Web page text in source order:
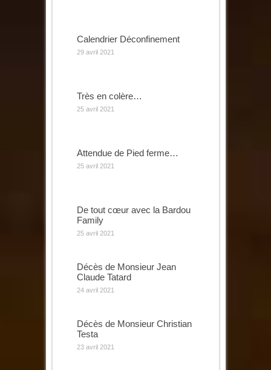
Calendrier Déconfinement
29 avril 2021
Très en colère…
25 avril 2021
Attendue de Pied ferme…
25 avril 2021
De tout cœur avec la Bardou
Family
25 avril 2021
Décès de Monsieur Jean
Claude Tatard
24 avril 2021
Décès de Monsieur Christian
Testa
23 avril 2021